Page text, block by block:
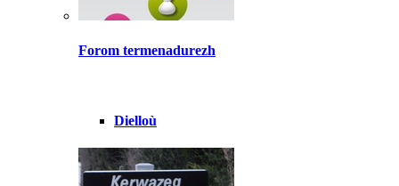
Forom termenadurezh
Dielloù